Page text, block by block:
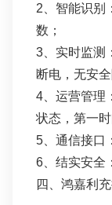
2、智能识别
数；
3、实时监测
断电，⽆安全
4、运营管理
状态，第⼀时
5、通信接口
6、结实安全
四、鸿嘉利